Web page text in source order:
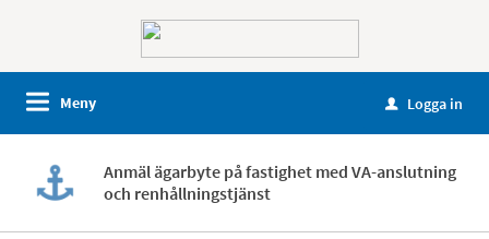
Meny u Logga in
Anmäl ägarbyte på fastighet med VA-anslutning
och renhållningstjänst